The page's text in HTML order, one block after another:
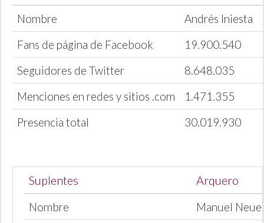
Nombre Andrés Iniesta
Fans de página de Facebook
19.900.540
Seguidores de Twitter
8.648.035
Menciones en redes y sitios .com
1.471.355
Presencia total
30.019.930
Suplentes Arquero
Nombre
Manuel